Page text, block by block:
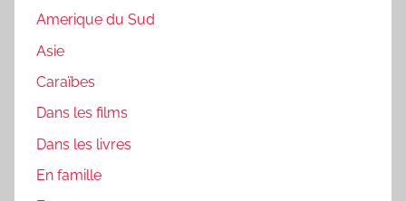
Amerique du Sud
Asie
Caraïbes
Dans les films
Dans les livres
En famille